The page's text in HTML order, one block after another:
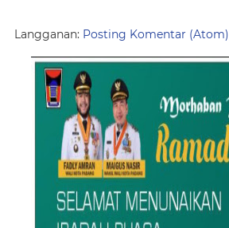
Langganan: Posting Komentar (Atom)